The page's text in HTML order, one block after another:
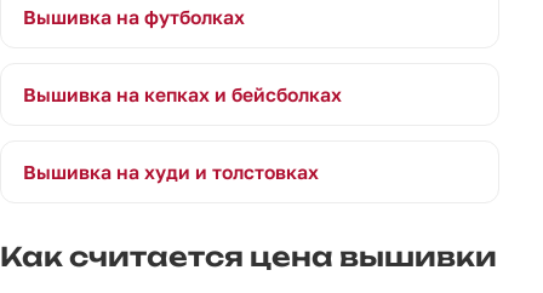
Вышивка на футболках
Вышивка на кепках и бейсболках
Вышивка на худи и толстовках
Как считается цена вышивки